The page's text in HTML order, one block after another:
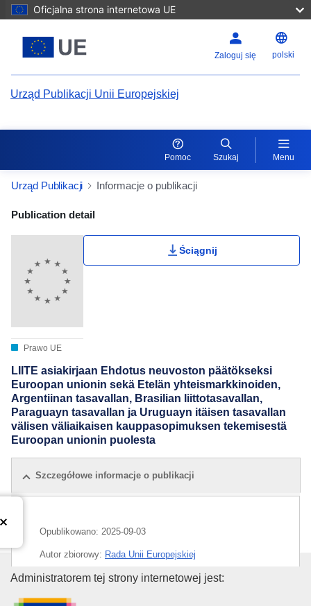
Oficjalna strona internetowa UE
Zaloguj się polski
Urząd Publikacji Unii Europejskiej
Pomoc Szukaj Menu
Urząd Publikacji Informacje o publikacji
Publication Detail Actions Portlet
Publication detail
Prawo UE
Ściągnij
LIITE asiakirjaan Ehdotus neuvoston päätökseksi
Euroopan unionin sekä Etelän yhteismarkkinoiden,
Argentiinan tasavallan, Brasilian liittotasavallan,
Paraguayn tasavallan ja Uruguayn itäisen tasavallan
välisen väliaikaisen kauppasopimuksen tekemisestä
Euroopan unionin puolesta
Szczegółowe informacje o publikacji
Opublikowano: 2025-09-03
Autor zbiorowy: Rada Unii Europejskiej
IMMC : ST 12487 2025 ADD 5
Urząd Publikacji Unii
Administratorem tej strony internetowej jest: